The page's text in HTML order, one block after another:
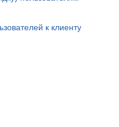
к клиенту